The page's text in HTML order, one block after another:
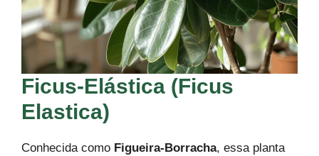
Ficus-Elástica (Ficus
Elastica)
Conhecida como Figueira-Borracha, essa planta